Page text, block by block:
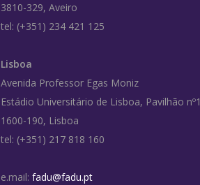
3810-329, Aveiro
tel: (+351) 234 421 125
Lisboa
Avenida Professor Egas Moniz
Estádio Universitário de Lisboa, Pavilhão nº1
1600-190, Lisboa
tel: (+351) 217 818 160
e.mail: fadu@fadu.pt